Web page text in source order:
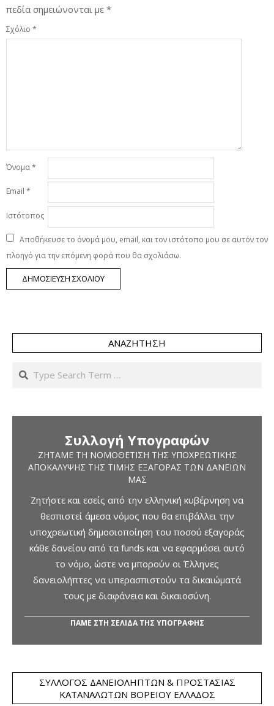
πεδία σημειώνονται με *
Σχόλιο *
Όνομα*
Email *
Ιστότοπος
Αποθήκευσε το όνομά μου, email, και τον ιστότοπο μου σε αυτόν τον
πλοηγό για την επόμενη φορά που θα σχολιάσω.
ΑΝΑΖΉΤΗΣΗ
Search
Συλλογή Υπογραφών
ΖΗΤΆΜΕ ΤΗ ΝΟΜΟΘΈΤΙΣΗ ΤΗΣ ΥΠΟΧΡΕΩΤΙΚΉΣ
ΑΠΟΚΆΛΥΨΗΣ ΤΗΣ ΤΙΜΉΣ ΕΞΑΓΟΡΆΣ ΤΩΝ ΔΑΝΕΊΩΝ
ΜΑΣ
Ζητήστε και εσείς από την ελληνική κυβέρνηση να
θεσπιστεί άμεσα νόμος που θα επιβάλλει την
υποχρεωτική δημοσιοποίηση του ποσού εξαγοράς
κάθε δανείου από τα funds και να εφαρμόσει αυτό
το νόμο, ώστε να μπορούν οι Έλληνες
δανειολήπτες να υπερασπιστούν τα δικαιώματά
τους με διαφάνεια και δικαιοσύνη.
ΠΑΜΕ ΣΤΗ ΣΕΛΙΔΑ ΤΗΣ ΥΠΟΓΡΑΦΗΣ
ΣΎΛΛΟΓΟΣ ΔΑΝΕΙΟΛΗΠΤΏΝ & ΠΡΟΣΤΑΣΊΑΣ
ΚΑΤΑΝΑΛΩΤΏΝ ΒΟΡΕΊΟΥ ΕΛΛΆΔΟΣ